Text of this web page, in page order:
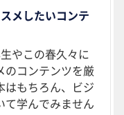
メしたいコンテ
やこの春久々に
のコンテンツを厳
はもちろん、ビジ
て学んでみません